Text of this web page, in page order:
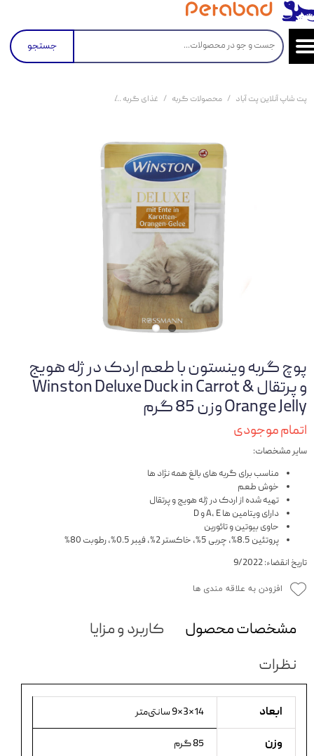
جستجو
پت شاپ آنلاین پت آباد محصولات گربه غذای گربه
پوچ گربه وینستون با طعم اردک در ژله هویج
و پرتقال Winston Deluxe Duck in Carrot &
Orange Jelly وزن 85 گرم
اتمام موجودی
سایر مشخصات:
مناسب برای گربه های بالغ همه نژاد ها
خوش طعم
تهیه شده از اردک در ژله هویج و پرتقال
دارای ویتامین ها A, E و D
حاوی بیوتین و تائورین
پروتئین 8.5%، چربی 5%، خاکستر 2%، فیبر 0.5%، رطوبت 80%
تاریخ انقضاء: 9/2022
افزودن به علاقه مندی ها
مشخصات محصول
کاربرد و مزایا
نظرات
ابعاد 14×3×9 سانتی‌متر
وزن 85 گرم